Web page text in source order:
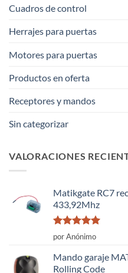
Cuadros de control
Herrajes para puertas
Motores para puertas
Productos en oferta
Receptores y mandos
Sin categorizar
VALORACIONES
Matikgate RC7
433,92Mhz
Valorado
con
por Anónimo
Mando garaje
Rolling Code